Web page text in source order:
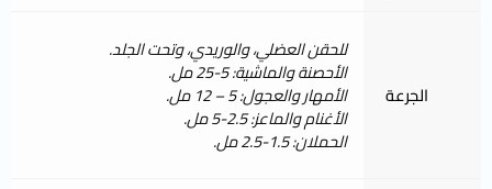
الجرعة
للحقن العضلي، والوريدي، وتحت الجلد.
الأحصنة والماشية: 5-25 مل.
الأمهار والعجول: 5 – 12 مل.
الأغنام والماعز: 2.5-5 مل.
الحملان: 1.5-2.5 مل.